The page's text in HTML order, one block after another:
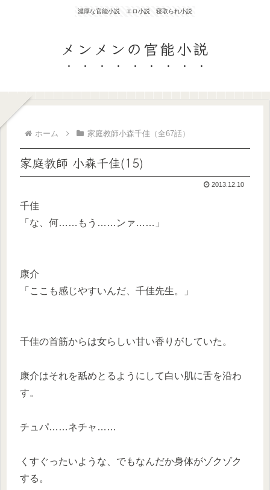
濃厚な官能小説 エロ小説 寝取られ小説
メンメンの官能小説
ホーム 家庭教師小森千佳（全67話）
家庭教師 小森千佳(15)
2013.12.10
千佳
「な、何……もう……ンァ……」
康介
「ここも感じやすいんだ、千佳先生。」
千佳の首筋からは女らしい甘い香りがしていた。
康介はそれを舐めとるようにして白い肌に舌を沿わ
す。
チュパ……ネチャ……
くすぐったいような、でもなんだか身体がゾクゾク
する。